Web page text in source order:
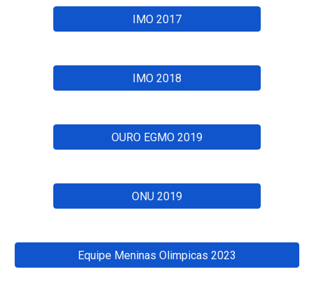
IMO 2017
IMO 2018
OURO EGMO 2019
ONU 2019
Equipe Meninas Olimpicas 2023